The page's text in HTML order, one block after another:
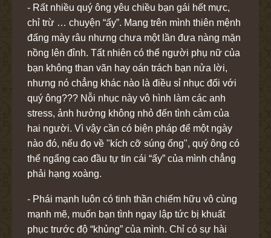
- Rất nhiều quý ông yêu chiều bạn gái hết mực,
chỉ trừ … chuyện “ấy”. Mang trên mình thiên mệnh
đấng mày râu nhưng chưa một lần đưa nàng mặn
nồng lên đỉnh. Tất nhiên có thể người phụ nữ của
bạn không than vãn hay oán trách bạn nửa lời,
nhưng nó chẳng khác nào là điều sỉ nhục đối với
quý ông??? Nỗi nhục này vô hình làm các anh
stress, ảnh hưởng không nhỏ đến tình cảm của
hai người. Vì vậy cần có biện pháp để một ngày
nào đó, nếu đọ về "kích cỡ súng ống", quý ông có
thể ngẩng cao đầu tự tin cái “ấy” của mình chẳng
phải hạng xoàng.
- Phái mạnh luôn có tinh thần chiếm hữu vô cùng
mạnh mẽ, muốn bạn tình ngay lập tức bị khuất
phục trước độ “khủng” của mình. Chỉ có sự hài